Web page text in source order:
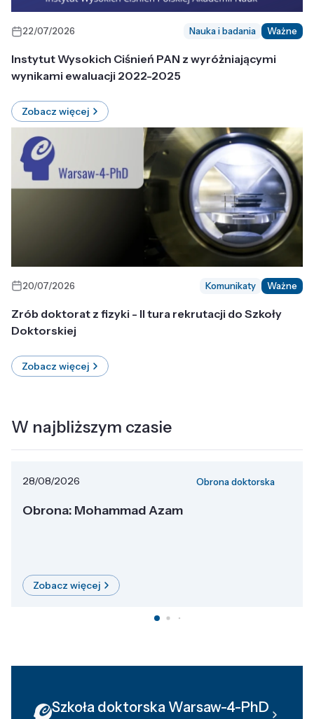
22/07/2026 Nauka i badania Ważne
Instytut Wysokich Ciśnień PAN z wyróżniającymi
wynikami ewaluacji 2022-2025
Zobacz więcej
20/07/2026 Komunikaty Ważne
Zrób doktorat z fizyki - II tura rekrutacji do Szkoły
Doktorskiej
Zobacz więcej
W najbliższym czasie
28/08/2026 Obrona doktorska
Obrona: Mohammad Azam
Zobacz więcej
Szkoła doktorska Warsaw-4-PhD